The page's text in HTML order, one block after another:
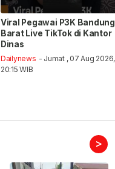
Viral Pegawai P3K Bandung
Barat Live TikTok di Kantor
Dinas
Dailynews - Jumat , 07 Aug 2026,
20:15 WIB
>